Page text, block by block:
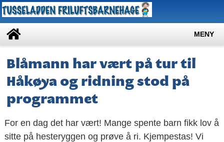
MENY
Blåmann har vært på tur til
Håkøya og ridning stod på
programmet
For en dag det har vært! Mange spente barn fikk lov å
sitte på hesteryggen og prøve å ri. Kjempestas! Vi